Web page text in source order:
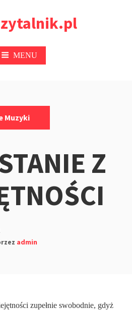
MENU
Muzyki
Z
admin
zupełnie swobodnie, gdyż